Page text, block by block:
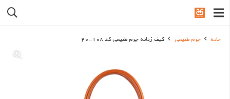
خانه چرم طبیعی کیف زنانه چرم طبیعی کد 108-20